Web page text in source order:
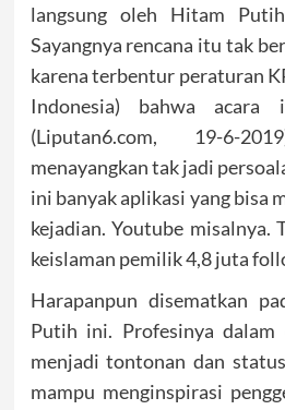
langsung oleh Hitam
Sayangnya rencana itu tak
karena terbentur peraturan
Indonesia) bahwa acara
(Liputan6.com, 19-6-
menayangkan tak jadi
ini banyak aplikasi yang bisa
kejadian. Youtube misalnya.
keislaman pemilik 4,8 juta
Harapanpun disematkan
Putih ini. Profesinya dalam
menjadi tontonan dan
mampu menginspirasi